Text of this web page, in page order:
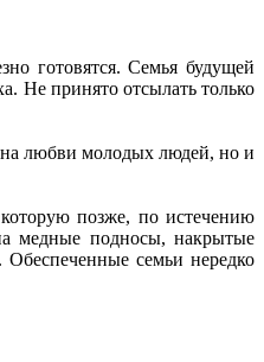
готовятся. Семья будущей
Не принято отсылать только
на любви молодых людей, но и
позже, по истечению
медные подносы, накрытые
семьи нередко